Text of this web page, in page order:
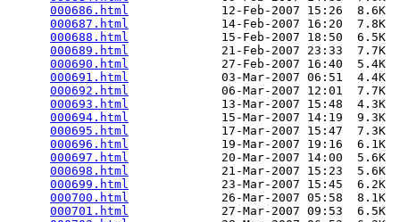
000686.html
             12-Feb-2007 15:26  8.6K
000687.html
             14-Feb-2007 16:20  7.8K
000688.html
             15-Feb-2007 18:50  6.5K
000689.html
             21-Feb-2007 23:33  7.7K
000690.html
             27-Feb-2007 16:40  5.4K
000691.html
             03-Mar-2007 06:51  4.4K
000692.html
             06-Mar-2007 12:01  7.7K
000693.html
             13-Mar-2007 15:48  4.3K
000694.html
             15-Mar-2007 14:19  9.3K
000695.html
             17-Mar-2007 15:47  7.3K
000696.html
             19-Mar-2007 19:16  6.1K
000697.html
             20-Mar-2007 14:00  5.6K
000698.html
             21-Mar-2007 15:23  5.6K
000699.html
             23-Mar-2007 15:45  6.2K
000700.html
             26-Mar-2007 05:58  8.1K
000701.html
             27-Mar-2007 09:53  6.5K